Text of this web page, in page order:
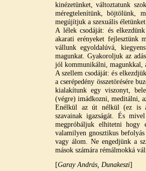
kinézetünket, változtatunk
méregtelenítünk, böjtölünk,
megújítjuk a szexuális
A lélek csodáját: és
akarati erényeket fejlesztünk
vállunk egyoldalúvá,
magunkat. Gyakoroljuk az
jól kommunikálni, magunkkal,
A szellem csodáját: és
a cserépedény összetörésére
kialakítunk egy viszonyt,
(végre) imádkozni, meditálni,
Enélkül az út nélkül (ez is
szavainak igazságát. És
megpróbáljuk elhitetni hogy
valamilyen gnosztikus
vagy álom. Ne engedjünk a
mások számára rémálmokká
[Garay András, Dunakeszi]